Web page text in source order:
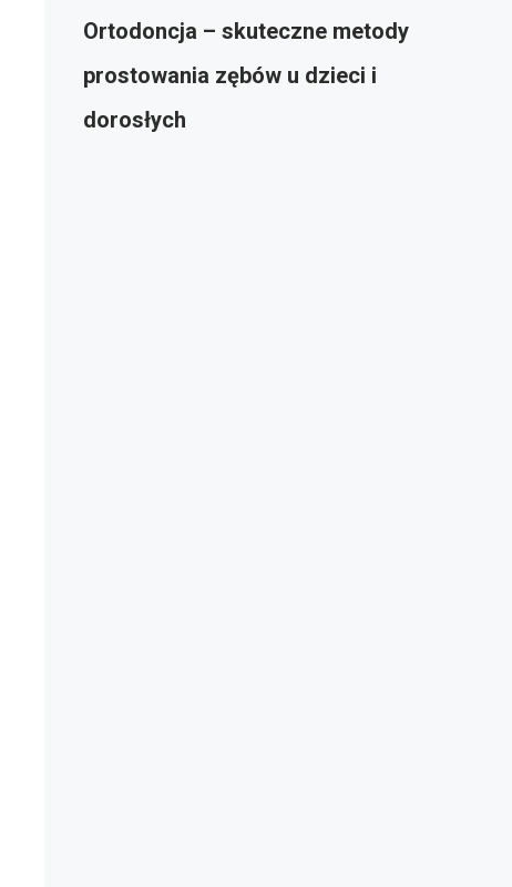
Ortodoncja – skuteczne metody
prostowania zębów u dzieci i
dorosłych